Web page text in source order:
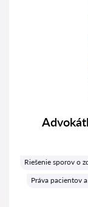
Riešenie sporov o
Práva pacientov